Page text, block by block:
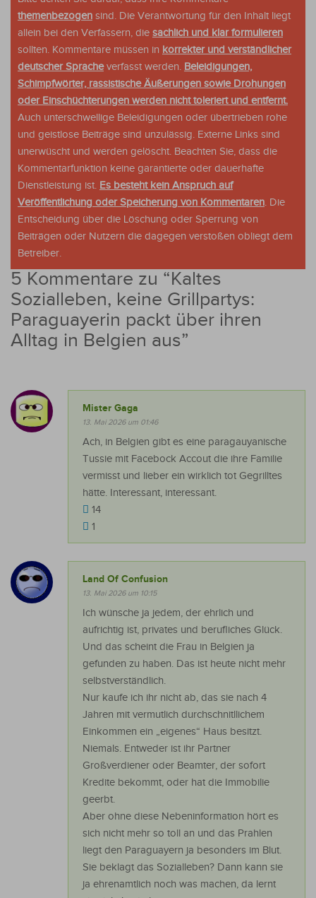
themenbezogen sind. Die Verantwortung für den Inhalt liegt
allein bei den Verfassern, die sachlich und klar formulieren
sollten. Kommentare müssen in korrekter und verständlicher
deutscher Spracheverfasst werden. Beleidigungen,
Schimpfwörter, rassistische Äußerungen sowie Drohungen
oder Einschüchterungen werden nicht toleriert und entfernt.
Auch unterschwellige Beleidigungen oder übertrieben rohe
und geistlose Beiträge sind unzulässig. Externe Links sind
unerwüscht und werden gelöscht. Beachten Sie, dass die
Kommentarfunktion keine garantierte oder dauerhafte
Dienstleistung ist. Es besteht kein Anspruch auf
Veröffentlichung oder Speicherung von Kommentaren. Die
Entscheidung über die Löschung oder Sperrung von
Beiträgen oder Nutzern die dagegen verstoßen obliegt dem
Betreiber.
5 Kommentare zu “Kaltes
Sozialleben, keine Grillpartys:
Paraguayerin packt über ihren
Alltag in Belgien aus”
Mister Gaga
13. Mai 2026 um 01:46
Ach, in Belgien gibt es eine paragauyanische
Tussie mit Facebock Accout die ihre Familie
vermisst und lieber ein wirklich tot Gegrilltes
hätte. Interessant, interessant.
14
1
Land Of Confusion
13. Mai 2026 um 10:15
Ich wünsche ja jedem, der ehrlich und
aufrichtig ist, privates und berufliches Glück.
Und das scheint die Frau in Belgien ja
gefunden zu haben. Das ist heute nicht mehr
selbstverständlich.
Nur kaufe ich ihr nicht ab, das sie nach 4
Jahren mit vermutlich durchschnitllichem
Einkommen ein „eigenes“ Haus besitzt.
Niemals. Entweder ist ihr Partner
Großverdiener oder Beamter, der sofort
Kredite bekommt, oder hat die Immobilie
geerbt.
Aber ohne diese Nebeninformation hört es
sich nicht mehr so toll an und das Prahlen
liegt den Paraguayern ja besonders im Blut.
Sie beklagt das Sozialleben? Dann kann sie
ja ehrenamtlich noch was machen, da lernt